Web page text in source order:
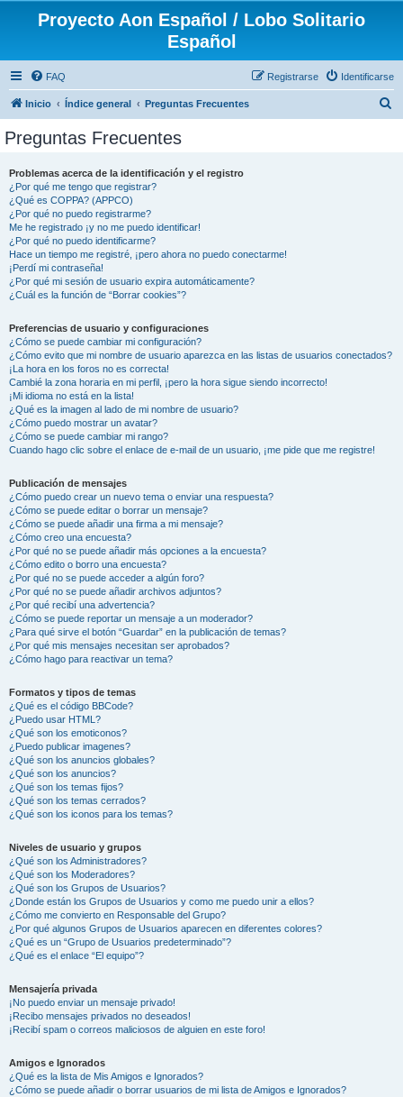
Proyecto Aon Español / Lobo Solitario
Español
FAQ Identificarse
Registrarse
Inicio Índice general Preguntas Frecuentes
Preguntas Frecuentes
Problemas acerca de la identificación y el registro
¿Por qué me tengo que registrar?
¿Qué es COPPA? (APPCO)
¿Por qué no puedo registrarme?
Me he registrado ¡y no me puedo identificar!
¿Por qué no puedo identificarme?
Hace un tiempo me registré, ¡pero ahora no puedo conectarme!
¡Perdí mi contraseña!
¿Por qué mi sesión de usuario expira automáticamente?
¿Cuál es la función de “Borrar cookies”?
Preferencias de usuario y configuraciones
¿Cómo se puede cambiar mi configuración?
¿Cómo evito que mi nombre de usuario aparezca en las listas de usuarios conectados?
¡La hora en los foros no es correcta!
Cambié la zona horaria en mi perfil, ¡pero la hora sigue siendo incorrecto!
¡Mi idioma no está en la lista!
¿Qué es la imagen al lado de mi nombre de usuario?
¿Cómo puedo mostrar un avatar?
¿Cómo se puede cambiar mi rango?
Cuando hago clic sobre el enlace de e-mail de un usuario, ¡me pide que me registre!
Publicación de mensajes
¿Cómo puedo crear un nuevo tema o enviar una respuesta?
¿Cómo se puede editar o borrar un mensaje?
¿Cómo se puede añadir una firma a mi mensaje?
¿Cómo creo una encuesta?
¿Por qué no se puede añadir más opciones a la encuesta?
¿Cómo edito o borro una encuesta?
¿Por qué no se puede acceder a algún foro?
¿Por qué no se puede añadir archivos adjuntos?
¿Por qué recibí una advertencia?
¿Cómo se puede reportar un mensaje a un moderador?
¿Para qué sirve el botón “Guardar” en la publicación de temas?
¿Por qué mis mensajes necesitan ser aprobados?
¿Cómo hago para reactivar un tema?
Formatos y tipos de temas
¿Qué es el código BBCode?
¿Puedo usar HTML?
¿Qué son los emoticonos?
¿Puedo publicar imagenes?
¿Qué son los anuncios globales?
¿Qué son los anuncios?
¿Qué son los temas fijos?
¿Qué son los temas cerrados?
¿Qué son los iconos para los temas?
Niveles de usuario y grupos
¿Qué son los Administradores?
¿Qué son los Moderadores?
¿Qué son los Grupos de Usuarios?
¿Donde están los Grupos de Usuarios y como me puedo unir a ellos?
¿Cómo me convierto en Responsable del Grupo?
¿Por qué algunos Grupos de Usuarios aparecen en diferentes colores?
¿Qué es un “Grupo de Usuarios predeterminado”?
¿Qué es el enlace “El equipo”?
Mensajería privada
¡No puedo enviar un mensaje privado!
¡Recibo mensajes privados no deseados!
¡Recibí spam o correos maliciosos de alguien en este foro!
Amigos e Ignorados
¿Qué es la lista de Mis Amigos e Ignorados?
¿Cómo se puede añadir o borrar usuarios de mi lista de Amigos e Ignorados?